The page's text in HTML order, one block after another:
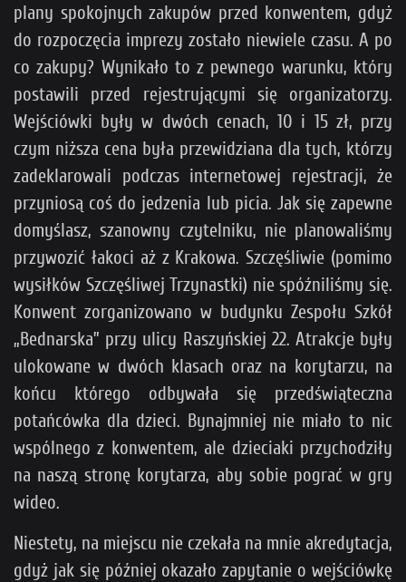
plany spokojnych zakupów przed konwentem, gdyż
do rozpoczęcia imprezy zostało niewiele czasu. A po
co zakupy? Wynikało to z pewnego warunku, który
postawili przed rejestrującymi się organizatorzy.
Wejściówki były w dwóch cenach, 10 i 15 zł, przy
czym niższa cena była przewidziana dla tych, którzy
zadeklarowali podczas internetowej rejestracji, że
przyniosą coś do jedzenia lub picia. Jak się zapewne
domyślasz, szanowny czytelniku, nie planowaliśmy
przywozić łakoci aż z Krakowa. Szczęśliwie (pomimo
wysiłków Szczęśliwej Trzynastki) nie spóźniliśmy się.
Konwent zorganizowano w budynku Zespołu Szkół
„Bednarska” przy ulicy Raszyńskiej 22. Atrakcje były
ulokowane w dwóch klasach oraz na korytarzu, na
końcu którego odbywała się przedświąteczna
potańcówka dla dzieci. Bynajmniej nie miało to nic
wspólnego z konwentem, ale dzieciaki przychodziły
na naszą stronę korytarza, aby sobie pograć w gry
wideo.
Niestety, na miejscu nie czekała na mnie akredytacja,
gdyż jak się później okazało zapytanie o wejściówkę